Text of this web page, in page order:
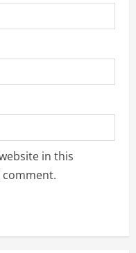
in this